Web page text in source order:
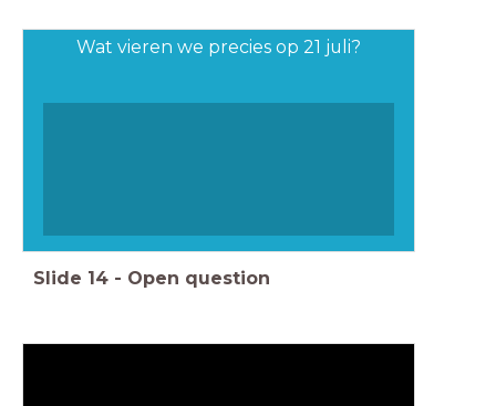
Wat vieren we precies op 21 juli?
Slide 14 - Open question